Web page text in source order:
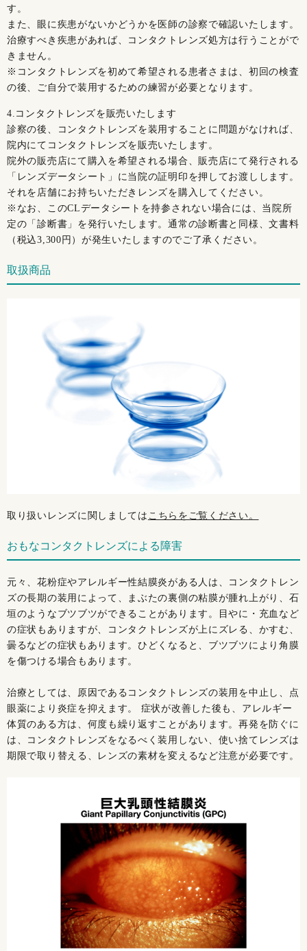
す。
また、眼に疾患がないかどうかを医師の診察で確認いたします。
治療すべき疾患があれば、コンタクトレンズ処方は行うことがで
きません。
※コンタクトレンズを初めて希望される患者さまは、初回の検査
の後、ご自分で装用するための練習が必要となります。
4.コンタクトレンズを販売いたします
診察の後、コンタクトレンズを装用することに問題がなければ、
院内にてコンタクトレンズを販売いたします。
院外の販売店にて購入を希望される場合、販売店にて発行される
「レンズデータシート」に当院の証明印を押してお渡しします。
それを店舗にお持ちいただきレンズを購入してください。
※なお、このCLデータシートを持参されない場合には、当院所
定の「診断書」を発行いたします。通常の診断書と同様、文書料
（税込3,300円）が発生いたしますのでご了承ください。
取扱商品
取り扱いレンズに関しましては こちらをご覧ください。
おもなコンタクトレンズによる障害
元々、花粉症やアレルギー性結膜炎がある人は、コンタクトレン
ズの長期の装用によって、まぶたの裏側の粘膜が腫れ上がり、石
垣のようなブツブツができることがあります。目やに・充血など
の症状もありますが、コンタクトレンズが上にズレる、かすむ、
曇るなどの症状もあります。ひどくなると、ブツブツにより角膜
を傷つける場合もあります。
治療としては、原因であるコンタクトレンズの装用を中止し、点
眼薬により炎症を抑えます。 症状が改善した後も、アレルギー
体質のある方は、何度も繰り返すことがあります。再発を防ぐに
は、コンタクトレンズをなるべく装用しない、使い捨てレンズは
期限で取り替える、レンズの素材を変えるなど注意が必要です。